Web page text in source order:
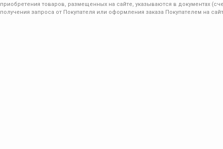
приобретения товаров, размещенных на сайте, указываются в документах
получения запроса от Покупателя или оформления заказа Покупателем на